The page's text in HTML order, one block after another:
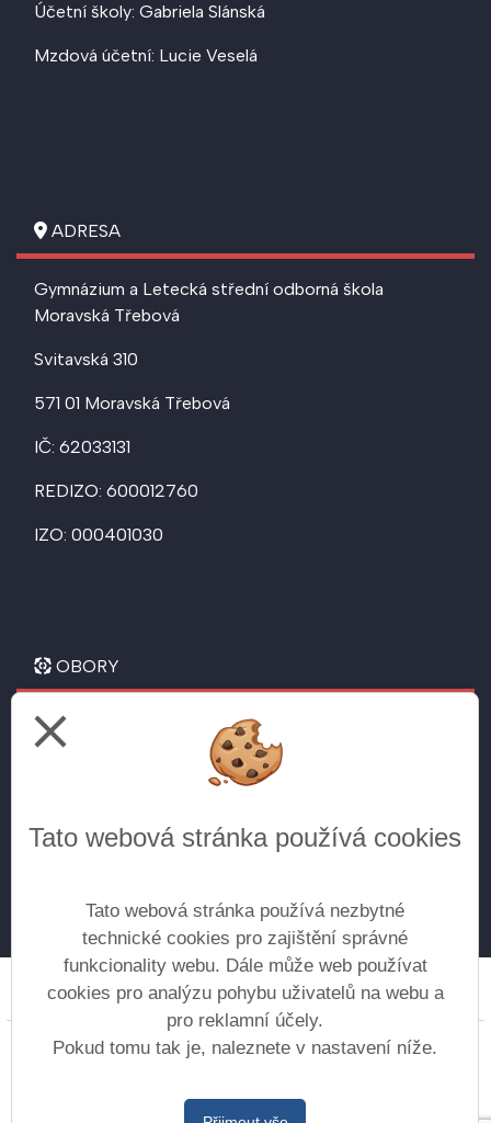
Účetní školy: Gabriela Slánská
Mzdová účetní: Lucie Veselá
ADRESA
Gymnázium a Letecká střední odborná škola
Moravská Třebová
Svitavská 310
571 01 Moravská Třebová
IČ: 62033131
REDIZO: 600012760
IZO: 000401030
OBORY
Letecké technické lyceum
do vyššího ročníku na základě vyhlášenýh kritérií
Prohlášení o přístupnosti Mapa webu Cookies
Copyright © 2017 - 2026 Gymnázium Moravská Třebová
close
Tato webová stránka používá cookies
Tato webová stránka používá nezbytné
technické cookies pro zajištění správné
funkcionality webu. Dále může web používat
cookies pro analýzu pohybu uživatelů na webu a
pro reklamní účely.
Pokud tomu tak je, naleznete v nastavení níže.